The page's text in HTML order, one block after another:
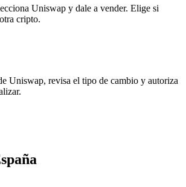
Uniswap y dale a vender. Elige si
cripto.
Uniswap, revisa el tipo de cambio y autoriza